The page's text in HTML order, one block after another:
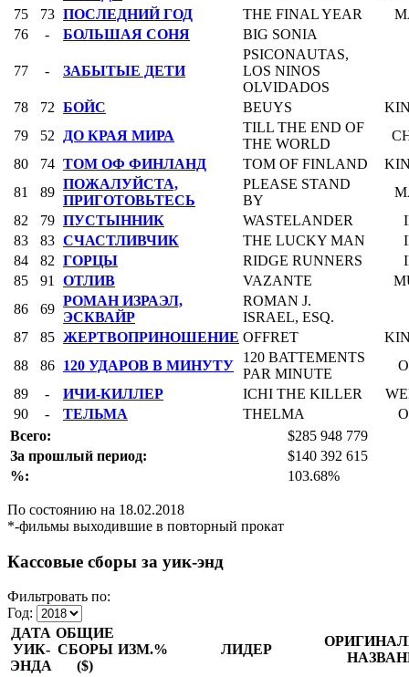
75
73 ПОСЛЕДНИЙ ГОД THE FINAL YEAR
76
- БОЛЬШАЯ СОНЯ BIG SONIA
77 - ЗАБЫТЫЕ ДЕТИ
PSICONAUTAS,
LOS NINOS
OLVIDADOS
78
72 БОЙС BEUYS
79
52 ДО КРАЯ МИРА
TILL THE END OF
THE WORLD
80
74 ТОМ ОФ ФИНЛАНД TOM OF FINLAND
81
89
ПОЖАЛУЙСТА,
ПРИГОТОВЬТЕСЬ
PLEASE STAND
BY
82
79 ПУСТЫННИК WASTELANDER
83
83 СЧАСТЛИВЧИК THE LUCKY MAN
84
82 ГОРЦЫ RIDGE RUNNERS
85
91 ОТЛИВ VAZANTE
86
69
РОМАН ИЗРАЭЛ,
ЭСКВАЙР
ROMAN J.
ISRAEL, ESQ.
87
85 ЖЕРТВОПРИНОШЕНИЕ OFFRET
88
86 120 УДАРОВ В МИНУТУ
120 BATTEMENTS
PAR MINUTE
89
- ИЧИ-КИЛЛЕР ICHI THE KILLER
90
- ТЕЛЬМА THELMA
Всего:
$285 948 779
За прошлый период:
$140 392 615
%:
103.68%
По состоянию на 18.02.2018
*-фильмы выходившие в повторный прокат
Кассовые сборы за уик-энд
Фильтровать по:
Год:
ДАТА
УИК-
ЭНДА
ОБЩИЕ
СБОРЫ
($)
ИЗМ.% ЛИДЕР